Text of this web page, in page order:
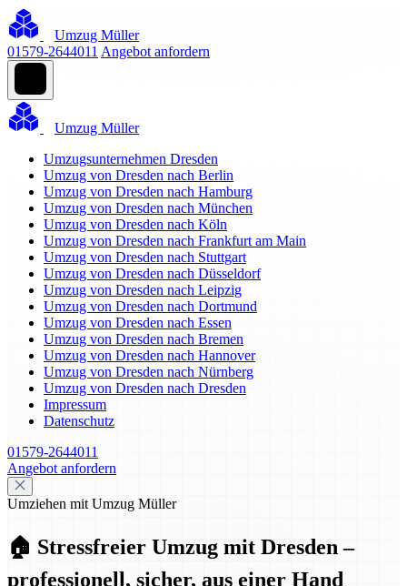
Umzug Müller
01579-2644011 Angebot anfordern
Umzug Müller
Umzugsunternehmen Dresden
Umzug von Dresden nach Berlin
Umzug von Dresden nach Hamburg
Umzug von Dresden nach München
Umzug von Dresden nach Köln
Umzug von Dresden nach Frankfurt am Main
Umzug von Dresden nach Stuttgart
Umzug von Dresden nach Düsseldorf
Umzug von Dresden nach Leipzig
Umzug von Dresden nach Dortmund
Umzug von Dresden nach Essen
Umzug von Dresden nach Bremen
Umzug von Dresden nach Hannover
Umzug von Dresden nach Nürnberg
Umzug von Dresden nach Dresden
Impressum
Datenschutz
01579-2644011
Angebot anfordern
Umziehen mit Umzug Müller
🏠 Stressfreier Umzug mit Dresden –
professionell, sicher, aus einer Hand